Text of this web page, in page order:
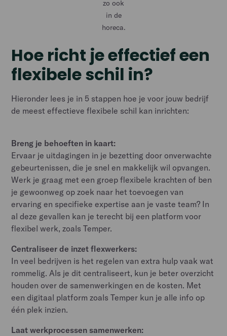
zo ook
in de
horeca.
Hoe richt je effectief een
flexibeleschil in?
Hieronder lees je in 5 stappen hoe je voor jouw bedrijf
de meest effectieve flexibele schil kan inrichten:
Breng je behoeften in kaart:
Ervaar je uitdagingen in je bezetting door onverwachte
gebeurtenissen, die je snel en makkelijk wil opvangen.
Werk je graag met een groep flexibele krachten of ben
je gewoonweg op zoek naar het toevoegen van
ervaring en specifieke expertise aan je vaste team? In
al deze gevallen kan je terecht bij een platform voor
flexibel werk, zoals Temper.
Centraliseer de inzet flexwerkers:
In veel bedrijven is het regelen van extra hulp vaak wat
rommelig. Als je dit centraliseert, kun je beter overzicht
houden over de samenwerkingen en de kosten. Met
een digitaal platform zoals Temper kun je alle info op
één plek inzien.
Laat werkprocessen samenwerken: